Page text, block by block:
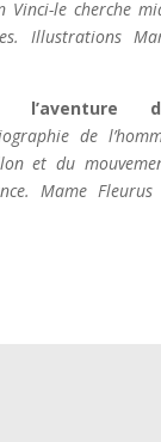
Vinci-le cherche
Illustrations
l’aventure
de
et du
Mame Fleurus